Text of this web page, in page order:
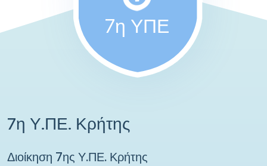
7η ΥΠΕ
7η Υ.ΠΕ. Κρήτης
Διοίκηση 7ης Υ.ΠΕ. Κρήτης